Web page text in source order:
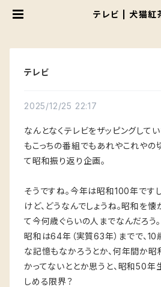
テレビ | 犬猫紅
テレビ
2025/12/25 22:17
なんとなくテレビをザッピングして
もこっちの番組でもあれやこれやの
て昭和振り返り企画。
そうですね。今年は昭和100年ですし
けど、どうなんでしょうね。昭和を
て今何歳ぐらいの人までなんだろう。
昭和は64年（実質63年）までで、10
な記憶もなかろうとか、何年間か昭
かってないととか思うと、昭和50年
しめる限界？